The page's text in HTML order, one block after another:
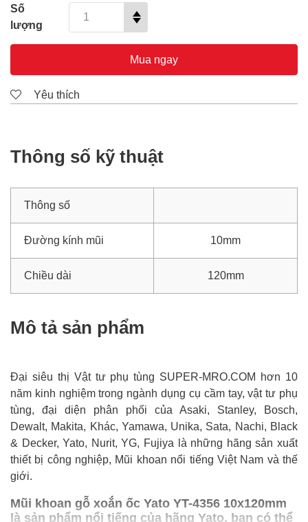
Số
lượng
Mua ngay
Yêu thích
Thông số kỹ thuật
Thông số
Đường kính mũi 10mm
Chiều dài 120mm
Mô tả sản phẩm
Đại siêu thị Vật tư phụ tùng SUPER-MRO.COM hơn 10
năm kinh nghiệm trong ngành dụng cụ cầm tay, vật tư phụ
tùng, đại diện phân phối của Asaki, Stanley, Bosch,
Dewalt, Makita, Khác, Yamawa, Unika, Sata, Nachi, Black
& Decker, Yato, Nurit, YG, Fujiya là những hãng sản xuất
thiết bị công nghiệp, Mũi khoan nổi tiếng Việt Nam và thế
giới.
Mũi khoan gỗ xoắn ốc Yato YT-4356 10x120mm
là sản phẩm nổi tiếng của hãng Yato, bạn có thể